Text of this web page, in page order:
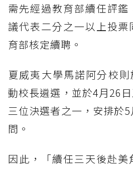
需先經過教育部續任評
議代表二分之一以上投票
育部核定續聘。
夏威夷大學馬諾阿分校
動校長遴選，並於4月26
三位決選者之一，安排於
問。
因此，「續任三天後赴